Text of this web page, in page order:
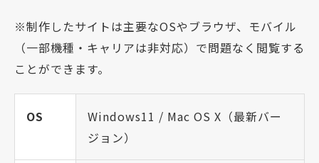
※制作したサイトは主要なOSやブラウザ、モバイル
（一部機種・キャリアは非対応）で問題なく閲覧する
ことができます。
OS
Windows11 / Mac OS X（最新バー
ジョン）